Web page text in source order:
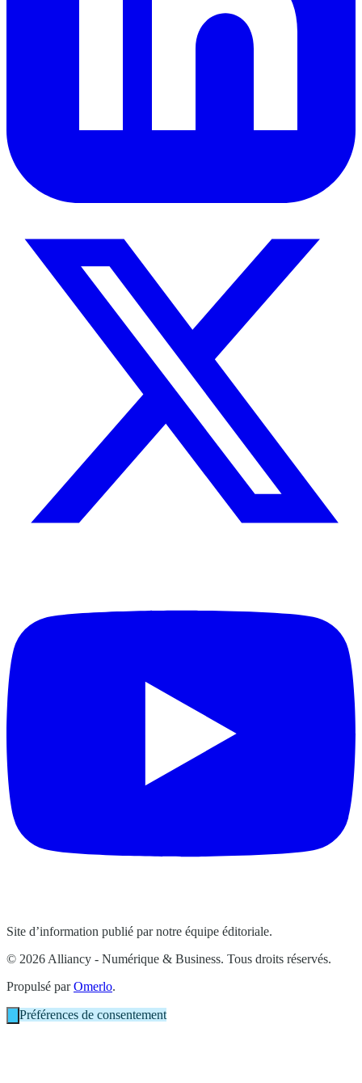
Site d’information publié par notre équipe éditoriale.
© 2026 Alliancy - Numérique & Business. Tous droits réservés.
Propulsé parOmerlo.
Préférences de consentement